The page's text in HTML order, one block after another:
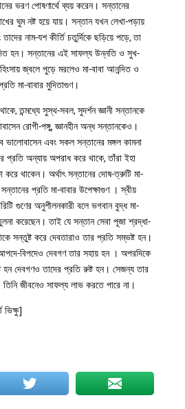
ভরণ পোষণার্থে ব্যয় করেন। সন্তানের
ঘুম নষ্ট হয়ে যায়। সন্তান যখন লেখা-পড়ায়
নাম-যশ কীর্তি চতুর্দিকে ছড়িয়ে পড়ে, তা
হন। সন্তানের এই সাফল্য উন্নতি ও সুখ-
জ্বলে পুড়ে মরলেও মা-বাবা আনন্দিত ও
মা-বাবার মুদিতাগুণ।
তন্মধ্যে সুস্থ-সবল, সুদৰ্শন জ্ঞানী সন্তানকে
রোগী-পঙ্গু, জ্ঞানহীন অন্ধ সন্তানকেও।
ভালোবাসেন এবং সকল সন্তানের মঙ্গল কামনা
প্রতি অন্যায় অপরাধ করে থাকে, তাঁরা ইহা
করে থাকেন। অর্থাৎ সন্তানের দোষ-ত্রুটি মা-
প্রতি মা-বাবার উপেক্ষাগুণ । স্বীয়
গুণের অনুশীলনকারী বলে ভগবান বুদ্ধ মা-
তুলনা করেছেন। তাই যে সন্তান সেবা পূজা শ্রদ্ধা-
সন্তুষ্ট করে দেবতারাও তার প্রতি সম্ভষ্ট হন।
বিপদেও দেবগণ তার সহায় হন । অপরদিকে
হন দেবগণও তাদের প্রতি রুষ্ট হন। সেজন্য তার
জীবনেও সাফল্য লাভ করতে পারে না।
ভিক্ষু]